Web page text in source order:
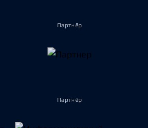
Партнёр
Партнёр